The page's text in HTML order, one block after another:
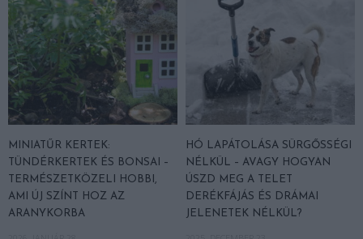
MINIATŰR KERTEK:
TÜNDÉRKERTEK ÉS BONSAI –
TERMÉSZETKÖZELI HOBBI,
AMI ÚJ SZÍNT HOZ AZ
ARANYKORBA
HÓ LAPÁTOLÁSA SÜRGŐSSÉGI
NÉLKÜL – AVAGY HOGYAN
ÚSZD MEG A TELET
DERÉKFÁJÁS ÉS DRÁMAI
JELENETEK NÉLKÜL?